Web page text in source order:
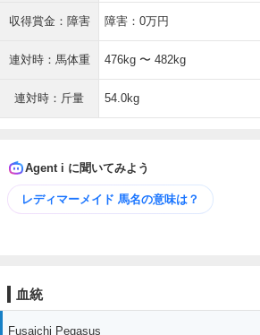
収得賞金：障害 障害：0万円
連対時：馬体重 476kg 〜 482kg
連対時：斤量 54.0kg
Agent i に聞いてみよう
レディマーメイド 馬名の意味は？
血統
Fusaichi Pegasus